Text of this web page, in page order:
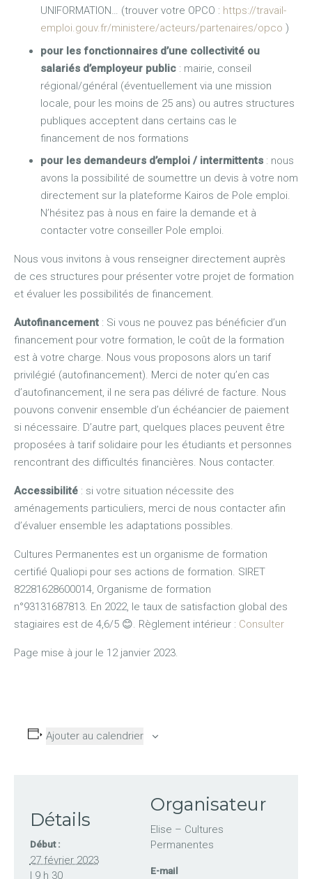
UNIFORMATION… (trouver votre OPCO : https://travail-
emploi.gouv.fr/ministere/acteurs/partenaires/opco )
pour les fonctionnaires d’une collectivité ou
salariés d’employeur public: mairie, conseil
régional/général (éventuellement via une mission
locale, pour les moins de 25 ans) ou autres structures
publiques acceptent dans certains cas le
financement de nos formations
pour les demandeurs d’emploi / intermittents : nous
avons la possibilité de soumettre un devis à votre nom
directement sur la plateforme Kairos de Pole emploi.
N’hésitez pas à nous en faire la demande et à
contacter votre conseiller Pole emploi.
Nous vous invitons à vous renseigner directement auprès
de ces structures pour présenter votre projet de formation
et évaluer les possibilités de financement.
Autofinancement : Si vous ne pouvez pas bénéficier d’un
financement pour votre formation, le coût de la formation
est à votre charge. Nous vous proposons alors un tarif
privilégié (autofinancement). Merci de noter qu’en cas
d’autofinancement, il ne sera pas délivré de facture. Nous
pouvons convenir ensemble d’un échéancier de paiement
si nécessaire. D’autre part, quelques places peuvent être
proposées à tarif solidaire pour les étudiants et personnes
rencontrant des difficultés financières. Nous contacter.
Accessibilité : si votre situation nécessite des
aménagements particuliers, merci de nous contacter afin
d’évaluer ensemble les adaptations possibles.
Cultures Permanentes est un organisme de formation
certifié Qualiopi pour ses actions de formation. SIRET
82281628600014, Organisme de formation
n°93131687813. En 2022, le taux de satisfaction global des
stagiaires est de 4,6/5 😊. Règlement intérieur : Consulter
Page mise à jour le 12 janvier 2023.
Ajouter au calendrier
Détails
Début :
27 février 2023
| 9 h 30
Organisateur
Elise – Cultures
Permanentes
E-mail